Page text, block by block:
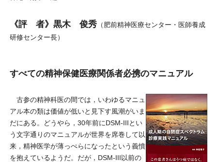
《評 者》黒木 俊秀 （肥前精神医療センター・医師養成
研修センター長）
すべての精神保健医療関係者必携のマニュアル
古参の精神科医の間では，いわゆるマニュ
アル本の類は価値が低いと見下す風潮がいま
だにある。どうやら，30年前にDSM-IIIとい
う文字通りのマニュアルが世界を席巻して以
来，精神医学が薄っぺらになったという義憤
を抱えているようだ。だが，DSM-III以前の